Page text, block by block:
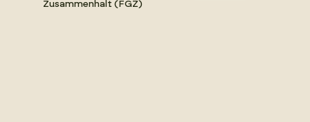
Zusammenhalt (FGZ)